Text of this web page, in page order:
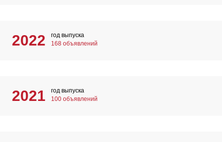
2022
год выпуска
168 объявлений
2021
год выпуска
100 объявлений